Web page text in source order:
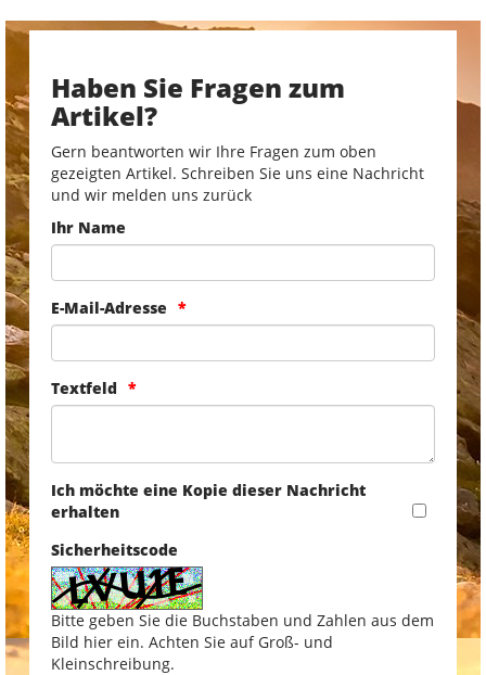
Haben Sie Fragen zum
Artikel?
Gern beantworten wir Ihre Fragen zum oben
gezeigten Artikel. Schreiben Sie uns eine Nachricht
und wir melden uns zurück
Ihr Name
E-Mail-Adresse
Textfeld
Ich möchte eine Kopie dieser Nachricht
erhalten
Sicherheitscode
Bitte geben Sie die Buchstaben und Zahlen aus dem
Bild hier ein. Achten Sie auf Groß- und
Kleinschreibung.